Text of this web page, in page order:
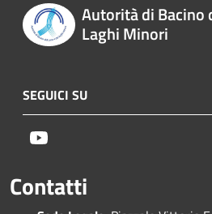
Autorità di Bacino
Laghi Minori
SEGUICI SU
Contatti